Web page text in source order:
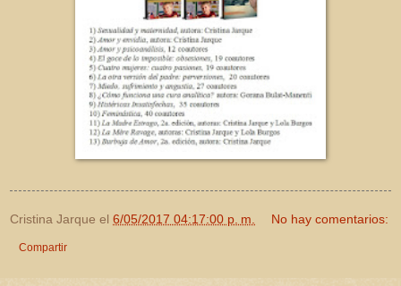
Cristina Jarque el 6/05/2017 04:17:00 p. m. No hay comentarios:
Compartir